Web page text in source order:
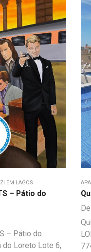
EM LAGOS
– Pátio do
– Pátio do
do Loreto Lote 6,